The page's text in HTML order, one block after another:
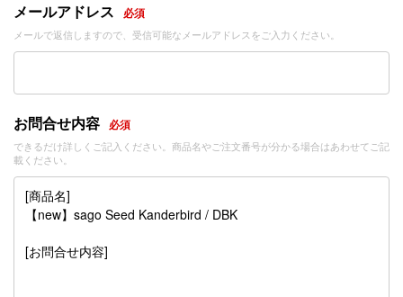
メールアドレス 必須
メールで返信しますので、受信可能なメールアドレスをご入力ください。
お問合せ内容 必須
できるだけ詳しくご記入ください。商品名やご注文番号が分かる場合はあわせてご記
載ください。